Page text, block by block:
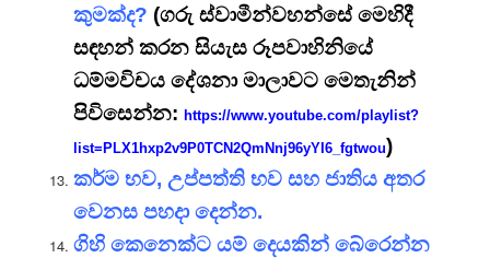
කුමක්ද? (ගරු ස්වාමීන්වහන්සේ මෙහිදී
සඳහන් කරන සියැස රූපවාහිනියේ
ධම්මවිචය දේශනා මාලාවට මෙතැනින්
පිවිසෙන්න: https://www.youtube.com/playlist?
list=PLX1hxp2v9P0TCN2QmNnj96yYI6_fgtwou)
කර්ම භව, උප්පත්ති භව සහ ජාතිය අතර
වෙනස පහදා දෙන්න.
ගිහි කෙනෙක්ට යම් දෙයකින් බේරෙන්න